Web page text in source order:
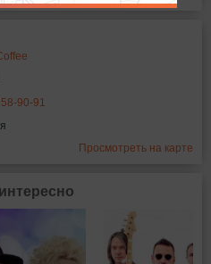
90-91
Просмотреть на карте